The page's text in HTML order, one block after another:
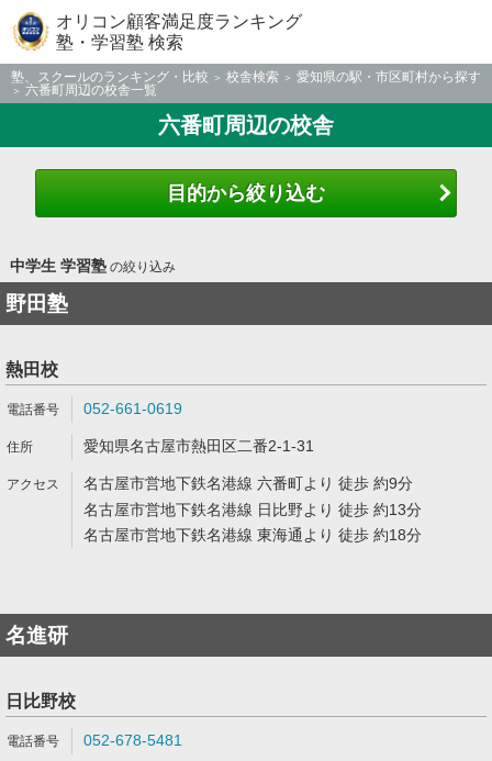
オリコン顧客満足度ランキング
塾・学習塾 検索
塾、スクールのランキング・比較 校舎検索
愛知県の駅・市区町村から探す
六番町周辺の校舎一覧
六番町周辺の校舎
目的から絞り込む
中学生 学習塾の絞り込み
野田塾
熱田校
052-661-0619
愛知県名古屋市熱田区二番2-1-31
名古屋市営地下鉄名港線 六番町より 徒歩 約9分
名古屋市営地下鉄名港線 日比野より 徒歩 約13分
名古屋市営地下鉄名港線 東海通より 徒歩 約18分
名進研
日比野校
052-678-5481